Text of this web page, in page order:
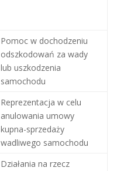
Pomoc w dochodzeniu
odszkodowań za wady
lub uszkodzenia
samochodu
Reprezentacja w celu
anulowania umowy
kupna-sprzedaży
wadliwego samochodu
Działania na rzecz